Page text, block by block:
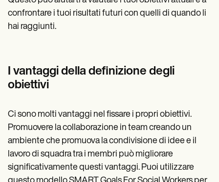
confrontare i tuoi risultati futuri con quelli di quando li
hai raggiunti.
I vantaggi della definizione degli
obiettivi
Ci sono molti vantaggi nel fissare i propri obiettivi.
Promuovere la collaborazione in team creando un
ambiente che promuova la condivisione di idee e il
lavoro di squadra tra i membri può migliorare
significativamente questi vantaggi. Puoi utilizzare